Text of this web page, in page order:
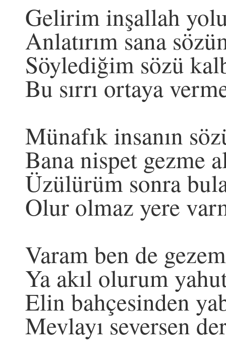
Gelirim inşallah
Anlatırım sana
Söylediğim sözü
Bu sırrı ortaya
Münafık insanın
Bana nispet gezme
Üzülürüm sonra
Olur olmaz yere
Varam ben de
Ya akıl olurum
Elin bahçesinden
Mevlayı seversen